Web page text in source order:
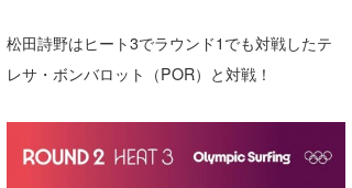
松田詩野はヒート3でラウンド1でも対戦したテ
レサ・ボンバロット（POR）と対戦！
Yasunari Inoue
Yoshiyuki Obata
arukasvision
Colors MAGAZINE
WAVAL
福島寿実子
中浦“JET”章
嵯峨明日香
波伝説スタッフ
☆加藤
+☆maki☆+
波伝説